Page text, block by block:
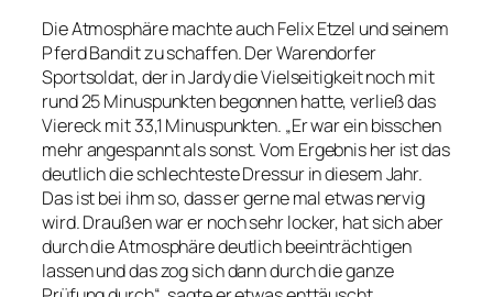
Die Atmosphäre machte auch Felix Etzel und seinem
Pferd Bandit zu schaffen. Der Warendorfer
Sportsoldat, der in Jardy die Vielseitigkeit noch mit
rund 25 Minuspunkten begonnen hatte, verließ das
Viereck mit 33,1 Minuspunkten. „Er war ein bisschen
mehr angespannt als sonst. Vom Ergebnis her ist das
deutlich die schlechteste Dressur in diesem Jahr.
Das ist bei ihm so, dass er gerne mal etwas nervig
wird. Draußen war er noch sehr locker, hat sich aber
durch die Atmosphäre deutlich beeinträchtigen
lassen und das zog sich dann durch die ganze